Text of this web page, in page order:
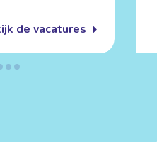
de vacatures